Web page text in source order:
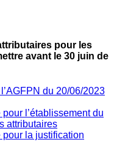
pour les
avant le 30 juin de
du 20/06/2023
l’établissement du
attributaires
pour la justification